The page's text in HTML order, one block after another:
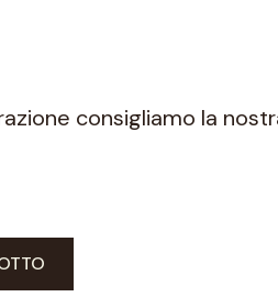
consigliamo la